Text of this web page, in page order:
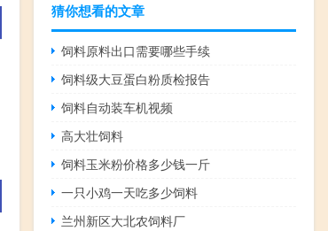
猜你想看的文章
饲料原料出口需要哪些手续
饲料级大豆蛋白粉质检报告
饲料自动装车机视频
高大壮饲料
饲料玉米粉价格多少钱一斤
一只小鸡一天吃多少饲料
兰州新区大北农饲料厂